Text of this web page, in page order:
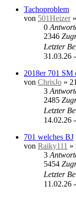
Tachoproblem
von 501Heizer»
0
2346
Letzter
31.03.26
2018er 701 SM
von ChrisJo »
3
2485
Letzter
14.02.26
701 welches BJ
von Raiky111 »
3
5454
Letzter
11.02.26